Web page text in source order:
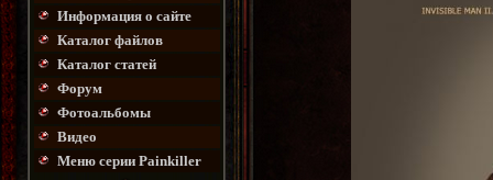
Информация о сайте
Каталог файлов
Каталог статей
Форум
Фотоальбомы
Видео
Меню серии Painkiller